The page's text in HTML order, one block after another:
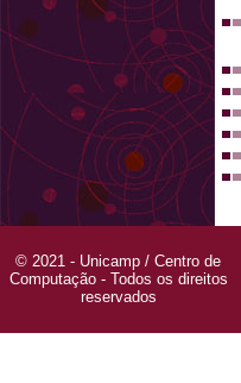
© 2021 - Unicamp / Centro de
Computação - Todos os direitos
reservados